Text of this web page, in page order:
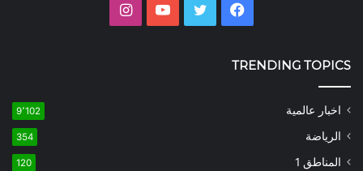
فيسبوك تويتر يوتيوب
TRENDING TOPICS
اخبار عالمية 9٬102
الرياضة 354
المناطق 1 120